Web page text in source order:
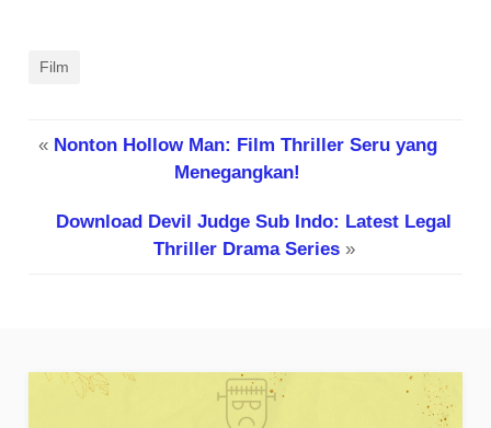
Film
« Nonton Hollow Man: Film Thriller Seru yang
Menegangkan!
Download Devil Judge Sub Indo: Latest Legal
Thriller Drama Series»